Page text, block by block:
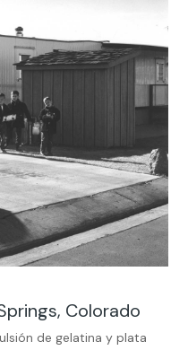
Colorado
de gelatina y plata